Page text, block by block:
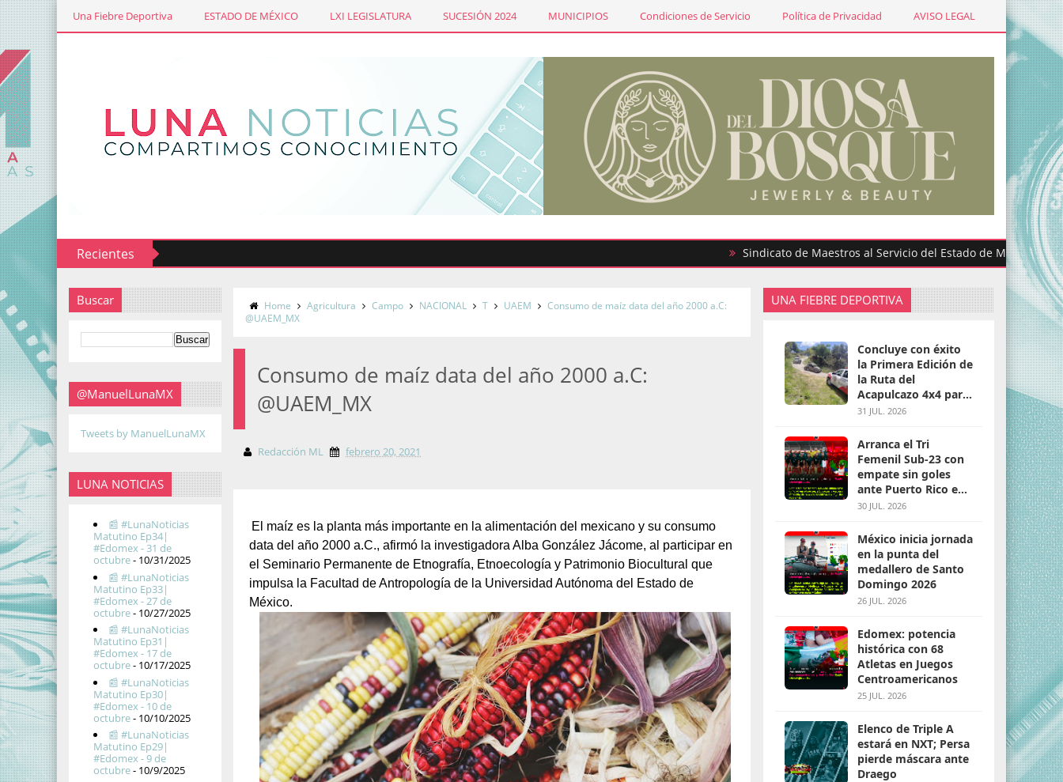
Una Fiebre Deportiva ESTADO DE MÉXICO LXI LEGISLATURA SUCESIÓN 2024 MUNICIPIOS Condiciones de Servicio Política de Privacidad AVISO LEGAL
Recientes Sindicato de Maestros al Servicio del Estado de México participa
Buscar
@ManuelLunaMX
Tweets by ManuelLunaMX
LUNA NOTICIAS
📰 #LunaNoticias
Matutino Ep34|
#Edomex - 31 de
octubre- 10/31/2025
📰 #LunaNoticias
Matutino Ep33|
#Edomex - 27 de
octubre- 10/27/2025
📰 #LunaNoticias
Matutino Ep31|
#Edomex - 17 de
octubre- 10/17/2025
📰 #LunaNoticias
Matutino Ep30|
#Edomex - 10 de
octubre- 10/10/2025
📰 #LunaNoticias
Matutino Ep29|
#Edomex - 9 de
octubre- 10/9/2025
Home Agricultura Campo NACIONAL T UAEM
Consumo de maíz data del año 2000 a.C:
@UAEM_MX
Consumo de maíz data del año 2000 a.C:
@UAEM_MX
Redacción ML febrero 20, 2021
El maíz es la planta más importante en la alimentación del mexicano y su consumo
data del año 2000 a.C., afirmó la investigadora Alba González Jácome, al participar en
el Seminario Permanente de Etnografía, Etnoecología y Patrimonio Biocultural que
impulsa la Facultad de Antropología de la Universidad Autónoma del Estado de
México.
UNA FIEBRE DEPORTIVA
Concluye con éxito
la Primera Edición de
la Ruta del
Acapulcazo 4x4 para
parejas
31 JUL. 2026
Arranca el Tri
Femenil Sub-23 con
empate sin goles
ante Puerto Rico en
Santo Domingo 2026
30 JUL. 2026
México inicia jornada
en la punta del
medallero de Santo
Domingo 2026
26 JUL. 2026
Edomex: potencia
histórica con 68
Atletas en Juegos
Centroamericanos
25 JUL. 2026
Elenco de Triple A
estará en NXT; Persa
pierde máscara ante
Draego